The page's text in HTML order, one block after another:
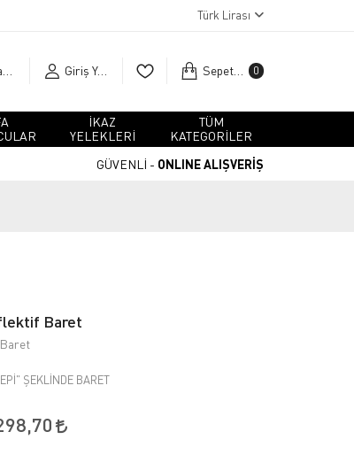
Türk Lirası
Giriş Yap Sepetim 0
İKAZ
YELEKLERİ
TÜM
KATEGORİLER
GÜVENLİ - ONLINE ALIŞVERİŞ
Baret
ŞEKLİNDE BARET